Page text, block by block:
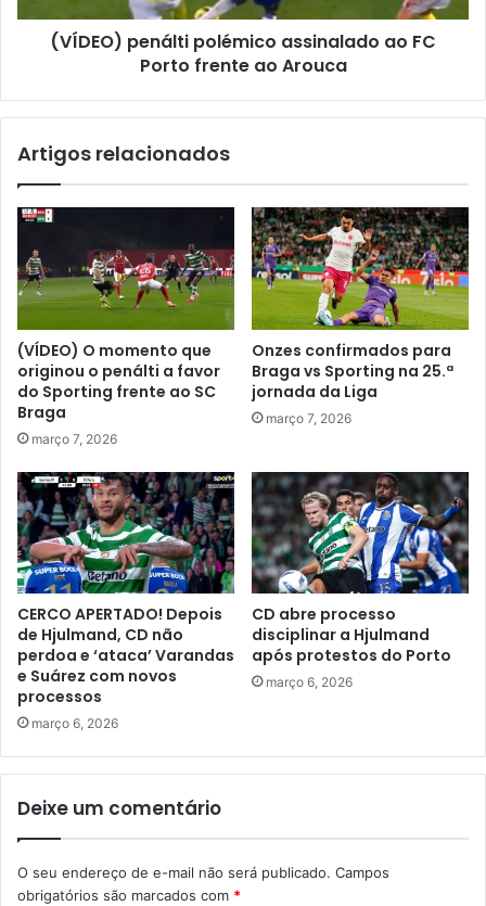
(VÍDEO) penálti polémico assinalado ao FC
Porto frente ao Arouca
Artigos relacionados
(VÍDEO) O momento que
originou o penálti a favor
do Sporting frente ao SC
Braga
março 7, 2026
Onzes confirmados para
Braga vs Sporting na 25.ª
jornada da Liga
março 7, 2026
CERCO APERTADO! Depois
de Hjulmand, CD não
perdoa e ‘ataca’ Varandas
e Suárez com novos
processos
março 6, 2026
CD abre processo
disciplinar a Hjulmand
após protestos do Porto
março 6, 2026
Deixe um comentário
O seu endereço de e-mail não será publicado. Campos
obrigatórios são marcados com *